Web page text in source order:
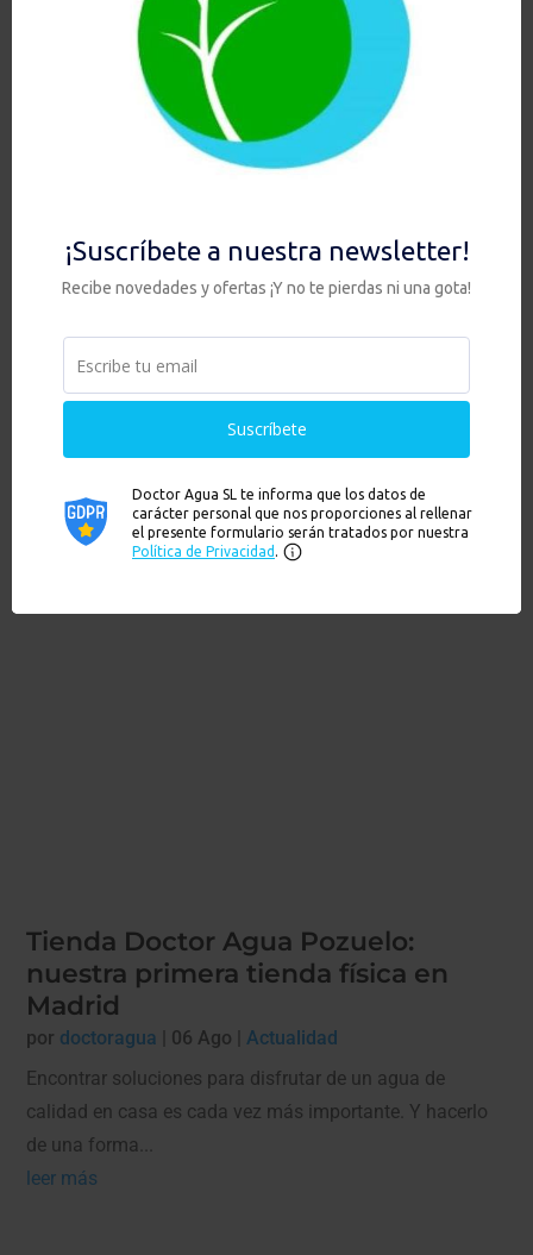
¿Quieres saber más? No te
vayas sin ver este video
Artículos recientes
Tienda Doctor Agua Pozuelo:
nuestra primera tienda física en
Madrid
por doctoragua 06 Ago |Actualidad
Encontrar soluciones para disfrutar de un agua de
calidad en casa es cada vez más importante. Y hacerlo
de una forma...
leer más